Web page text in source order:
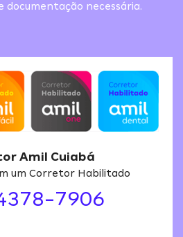
documentação necessária.
Amil Cuiabá
um Corretor Habilitado
7906